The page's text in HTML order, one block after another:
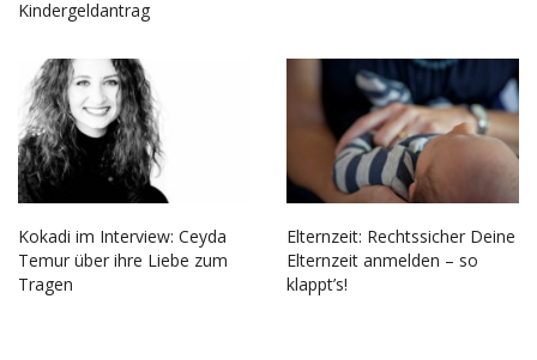
Kindergeldantrag
Kokadi im Interview: Ceyda
Temur über ihre Liebe zum
Tragen
Elternzeit: Rechtssicher Deine
Elternzeit anmelden – so
klappt’s!